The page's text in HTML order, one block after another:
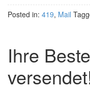
Posted in: 419, Mail
Ihre